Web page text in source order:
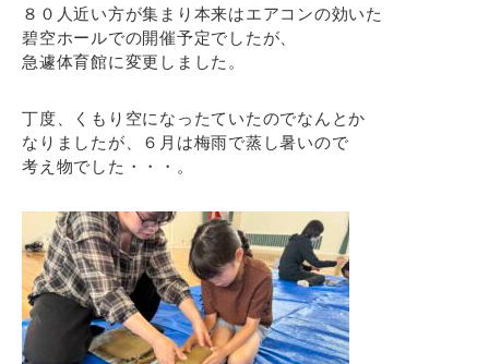
８０人近い方が集まり本来はエアコンの効いた
碧空ホールでの開催予定でしたが、
急遽体育館に変更しました。
丁度、くもり空になったていたのでなんとか
なりましたが、６月は梅雨で蒸し暑いので
考え物でした・・・。